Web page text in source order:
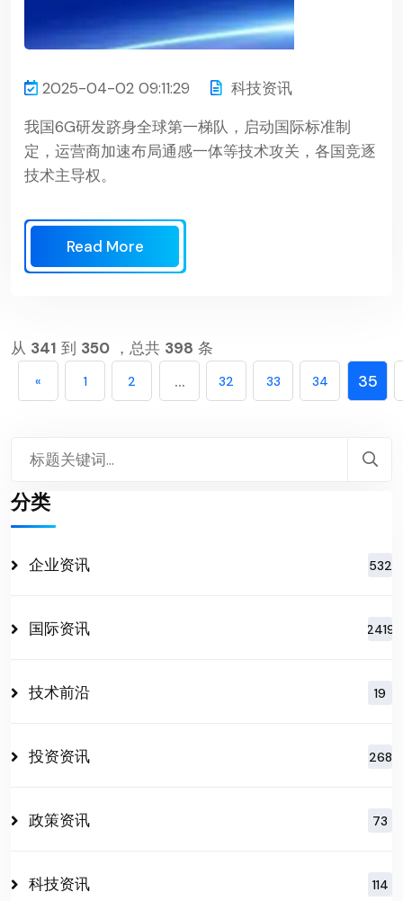
2025-04-02 09:11:29
科技资讯
我国6G研发跻身全球第一梯队，启动国际标准制
定，运营商加速布局通感一体等技术攻关，各国竞逐
技术主导权。
Read More
从 341 到 350 ，总共 398 条
« 1 2 ... 32 33 34 35
分类
企业资讯 532
国际资讯 2419
技术前沿 19
投资资讯 268
政策资讯 73
科技资讯 114